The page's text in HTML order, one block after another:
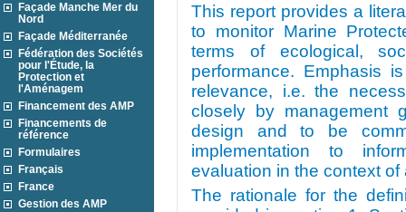
Façade Manche Mer du
Nord
Façade Méditerranée
Fédération des Sociétés
pour l'Étude, la
Protection et
l'Aménagem
Financement des AMP
Financements de
référence
Formulaires
Français
France
Gestion des AMP
This report provides a
to monitor Marine
terms of ecological,
performance. Emphasis
relevance, i.e. the
closely by management
design and to be
implementation to
evaluation in the context
The rationale for the